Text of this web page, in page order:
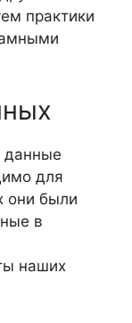
практики
данные
для
они были
в
наших